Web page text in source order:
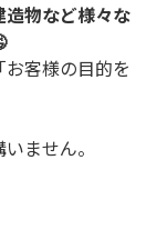
物など様々な
客様の目的を
ません。